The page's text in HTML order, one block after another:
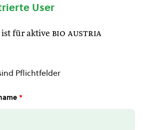
User
für aktive bio austria
Pflichtfelder
*